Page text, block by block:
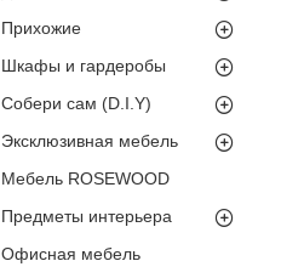
Прихожие
Шкафы и гардеробы
Собери сам (D.I.Y)
Эксклюзивная мебель
Мебель ROSEWOOD
Предметы интерьера
Офисная мебель